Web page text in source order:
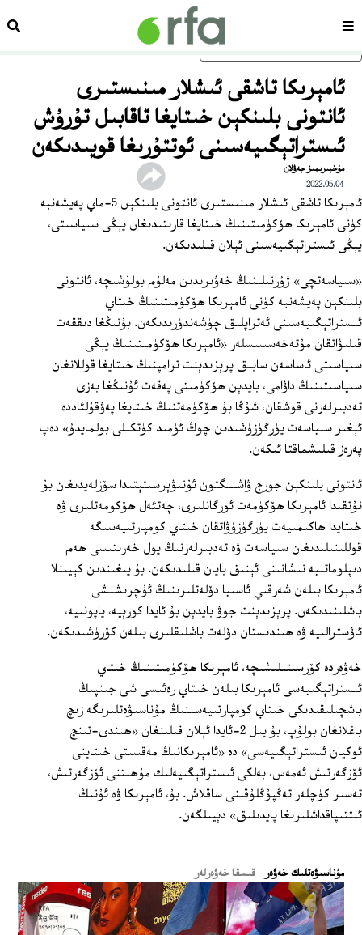
ئاساسلىق مەزمۇنغا ئاتلاڭسەھىپە
ئامېرىكا تاشقى ئىشلار مىنىستىرى
ئانتونى بلىنكېن خىتايغا تاقابىل تۇرۇش
ئىستراتېگىيەسىنى ئوتتۇرىغا قويىدىكەن
مۇخبىرىمىز جەۋلان
2022.05.04
ئامېرىكا تاشقى ئىشلار مىنىستىرى ئانتونى بلىنكېن 5-ماي پەيشەنبە
كۈنى ئامېرىكا ھۆكۈمىتىنىڭ خىتايغا قارىتىدىغان يېڭى سىياسىتى،
يېڭى ئىستراتېگىيەسىنى ئېلان قىلىدىكەن.
«سىياسەتچى» ژۇرنىلىنىڭ خەۋىرىدىن مەلۇم بولۇشىچە، ئانتونى
بلىنكېن پەيشەنبە كۈنى ئامېرىكا ھۆكۈمىتىنىڭ خىتاي
ئىستراتېگىيەسىنى ئەتراپلىق چۈشەندۈرىدىكەن. بۇنىڭغا دىققەت
قىلىۋاتقان مۇتەخەسسىسلەر «ئامېرىكا ھۆكۈمىتىنىڭ يېڭى
سىياسىتى ئاساسەن سابىق پرېزىدېنت ترامپنىڭ خىتايغا قوللانغان
سىياسىتىنىڭ داۋامى، بايدېن ھۆكۈمىتى پەقەت ئۇنىڭغا بەزى
تەدبىرلەرنى قوشقان، شۇڭا بۇ ھۆكۈمەتنىڭ خىتايغا پەۋقۇلئاددە
ئېغىر سىياسەت يۈرگۈزۈشىدىن چوڭ ئۈمىد كۈتكىلى بولمايدۇ» دەپ
پەرەز قىلىشماقتا ئىكەن.
ئانتونى بلىنكېن جورج ۋاشىنگتون ئۇنىۋېرسىتېتىدا سۆزلەيدىغان بۇ
نۇتقىدا ئامېرىكا ھۆكۈمەت ئورگانلىرى، چەتئەل ھۆكۈمەتلىرى ۋە
خىتايدا ھاكىمىيەت يۈرگۈزۈۋاتقان خىتاي كومپارتىيەسىگە
قوللىنىلىدىغان سىياسەت ۋە تەدبىرلەرنىڭ يول خەرىتىسى ھەم
دىپلوماتىيە نىشانىنى ئېنىق بايان قىلىدىكەن. بۇ يىغىندىن كېيىنلا
ئامېرىكا بىلەن شەرقىي ئاسىيا دۆلەتلىرىنىڭ ئۇچرىشىشى
باشلىنىدىكەن. پرېزىدېنت جوۋ بايدېن بۇ ئايدا كورېيە، ياپونىيە،
ئاۋسترالىيە ۋە ھىندىستان دۆلەت باشلىقلىرى بىلەن كۆرۈشىدىكەن.
خەۋەردە كۆرسىتىلىشىچە، ئامېرىكا ھۆكۈمىتىنىڭ خىتاي
ئىستراتېگىيەسى ئامېرىكا بىلەن خىتاي رەئىسى شى جىنپىڭ
باشچىلىقىدىكى خىتاي كومپارتىيەسىنىڭ مۇناسىۋەتلىرىگە زىچ
باغلانغان بولۇپ، بۇ يىل 2-ئايدا ئېلان قىلىنغان «ھىندى-تىنچ
ئوكيان ئىستراتېگىيەسى» دە «ئامېرىكانىڭ مەقسىتى خىتاينى
ئۆزگەرتىش ئەمەس، بەلكى ئىستراتېگىيەلىك مۇھىتنى ئۆزگەرتىش،
تەسىر كۈچلەر تەڭپۇڭلۇقىنى ساقلاش. بۇ، ئامېرىكا ۋە ئۇنىڭ
ئىتتىپاقداشلىرىغا پايدىلىق» دېيىلگەن.
ﻣﯘﻧﺎﺳﯩﯟﻩﺗﻠﯩﻚ ﺧﻪﯞﻩﺭ قىسقا خەۋەرلەر